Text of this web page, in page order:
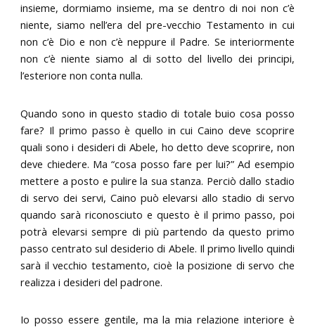
insieme, dormiamo insieme, ma se dentro di noi non c’è
niente, siamo nell’era del pre-vecchio Testamento in cui
non c’è Dio e non c’è neppure il Padre. Se interiormente
non c’è niente siamo al di sotto del livello dei principi,
l’esteriore non conta nulla.
Quando sono in questo stadio di totale buio cosa posso
fare? Il primo passo è quello in cui Caino deve scoprire
quali sono i desideri di Abele, ho detto deve scoprire, non
deve chiedere. Ma “cosa posso fare per lui?” Ad esempio
mettere a posto e pulire la sua stanza. Perciò dallo stadio
di servo dei servi, Caino può elevarsi allo stadio di servo
quando sarà riconosciuto e questo è il primo passo, poi
potrà elevarsi sempre di più partendo da questo primo
passo centrato sul desiderio di Abele. Il primo livello quindi
sarà il vecchio testamento, cioè la posizione di servo che
realizza i desideri del padrone.
Io posso essere gentile, ma la mia relazione interiore è